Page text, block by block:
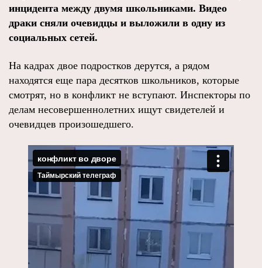
инцидента между двумя школьниками. Видео
драки сняли очевидцы и выложили в одну из
социальных сетей.
На кадрах двое подростков дерутся, а рядом
находятся еще пара десятков школьников, которые
смотрят, но в конфликт не вступают. Инспекторы по
делам несовершеннолетних ищут свидетелей и
очевидцев произошедшего.